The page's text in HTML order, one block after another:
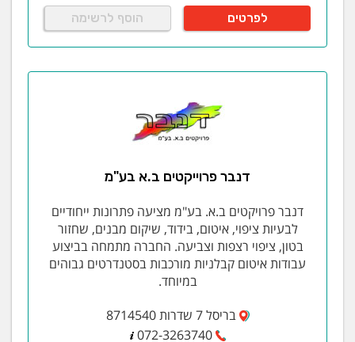
לפרטים הוסף לרשימה
דנבר פרוייקטים ב.א בע"מ
דנבר פרויקטים ב.א. בע"מ מציעה פתרונות ייחודיים
לבעיות ציפוי, איטום, בידוד, שיקום מבנים, שחזור
בטון, ציפוי רצפות וצביעה. החברה מתמחה בביצוע
עבודות איטום קבלניות מורכבות בסטנדרטים גבוהים
במיוחד.
בריסל 7 שדרות 8714540
072-3263740